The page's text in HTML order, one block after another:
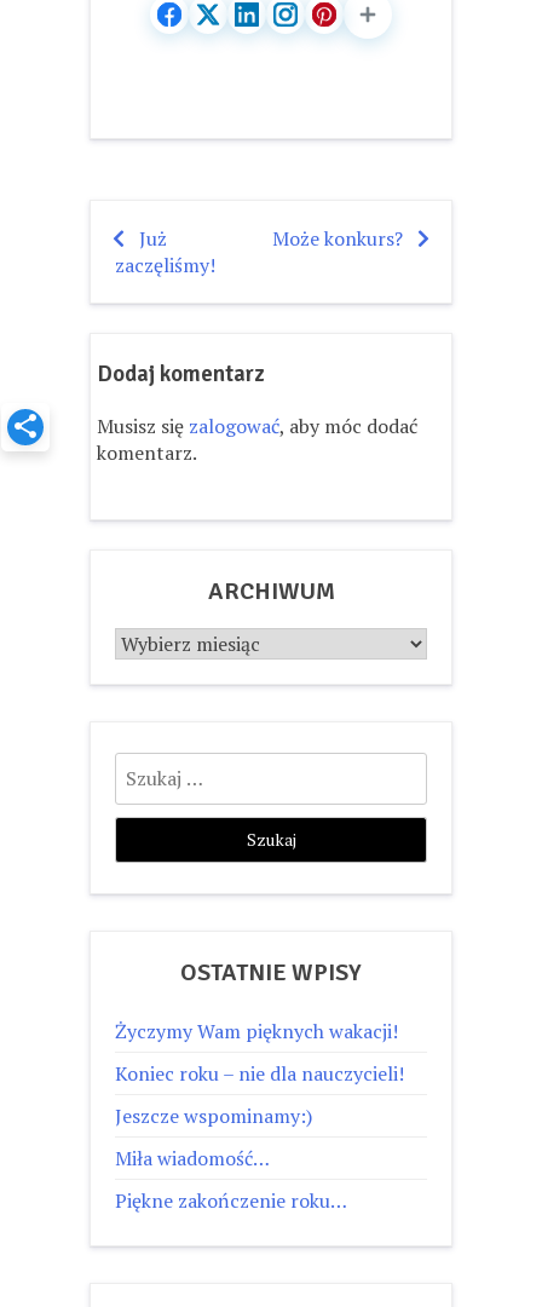
Nawigacja
wpisu
Już
zaczęliśmy!
Może konkurs?
Dodaj komentarz
Musisz się zalogować, aby móc dodać
komentarz.
ARCHIWUM
Archiwum
Szukaj:
OSTATNIE WPISY
Życzymy Wam pięknych wakacji!
Koniec roku – nie dla nauczycieli!
Jeszcze wspominamy:)
Miła wiadomość…
Piękne zakończenie roku…